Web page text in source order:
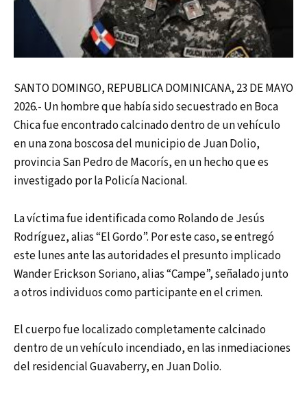
SANTO DOMINGO, REPUBLICA DOMINICANA, 23 DE MAYO
2026.- Un hombre que había sido secuestrado en Boca
Chica fue encontrado calcinado dentro de un vehículo
en una zona boscosa del municipio de Juan Dolio,
provincia San Pedro de Macorís, en un hecho que es
investigado por la Policía Nacional.
La víctima fue identificada como Rolando de Jesús
Rodríguez, alias “El Gordo”. Por este caso, se entregó
este lunes ante las autoridades el presunto implicado
Wander Erickson Soriano, alias “Campe”, señalado junto
a otros individuos como participante en el crimen.
El cuerpo fue localizado completamente calcinado
dentro de un vehículo incendiado, en las inmediaciones
del residencial Guavaberry, en Juan Dolio.